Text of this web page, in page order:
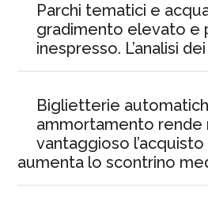
Parchi tematici e
gradimento elevato e
inespresso. L’analisi
Biglietterie
ammortamento rende
vantaggioso
aumenta lo scontrino